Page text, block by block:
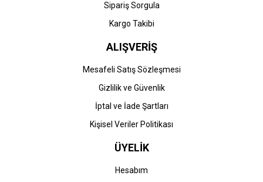
Sipariş Sorgula
Kargo Takibi
ALIŞVERİŞ
Mesafeli Satış Sözleşmesi
Gizlilik ve Güvenlik
İptal ve İade Şartları
Kişisel Veriler Politikası
ÜYELİK
Hesabım